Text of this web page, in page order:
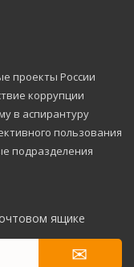
проекты России
коррупции
в аспирантуру
пользования
подразделения
ящике